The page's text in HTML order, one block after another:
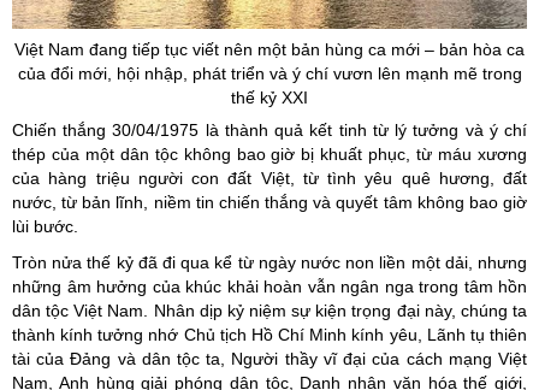
Việt Nam đang tiếp tục viết nên một bản hùng ca mới – bản hòa ca
của đổi mới, hội nhập, phát triển và ý chí vươn lên mạnh mẽ trong
thế kỷ XXI
Chiến thắng 30/04/1975 là thành quả kết tinh từ lý tưởng và ý chí
thép của một dân tộc không bao giờ bị khuất phục, từ máu xương
của hàng triệu người con đất Việt, từ tình yêu quê hương, đất
nước, từ bản lĩnh, niềm tin chiến thắng và quyết tâm không bao giờ
lùi bước.
Tròn nửa thế kỷ đã đi qua kể từ ngày nước non liền một dải, nhưng
những âm hưởng của khúc khải hoàn vẫn ngân nga trong tâm hồn
dân tộc Việt Nam. Nhân dịp kỷ niệm sự kiện trọng đại này, chúng ta
thành kính tưởng nhớ Chủ tịch Hồ Chí Minh kính yêu, Lãnh tụ thiên
tài của Đảng và dân tộc ta, Người thầy vĩ đại của cách mạng Việt
Nam, Anh hùng giải phóng dân tộc, Danh nhân văn hóa thế giới,